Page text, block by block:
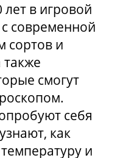
в игровой
современной
сортов и
также
смогут
себя
как
и